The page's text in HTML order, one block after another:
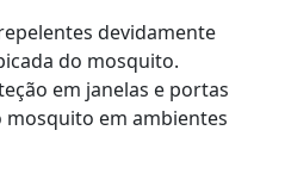
devidamente
do mosquito.
em janelas e portas
em ambientes